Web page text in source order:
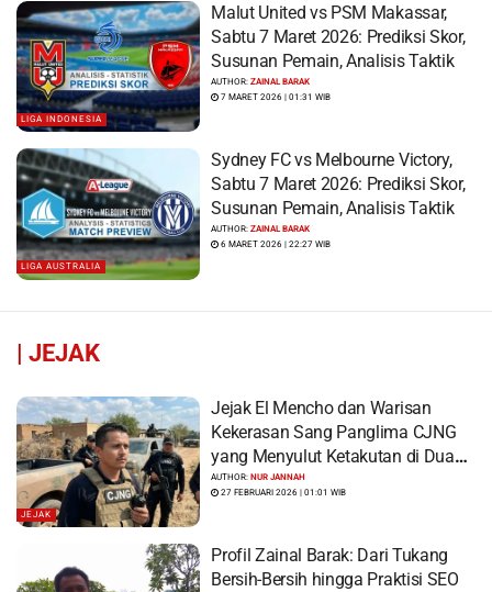
LIGA INDONESIA
Malut United vs PSM Makassar,
Sabtu 7 Maret 2026: Prediksi Skor,
Susunan Pemain, Analisis Taktik
AUTHOR:ZAINAL BARAK
7 MARET 2026 | 01:31 WIB
LIGA AUSTRALIA
Sydney FC vs Melbourne Victory,
Sabtu 7 Maret 2026: Prediksi Skor,
Susunan Pemain, Analisis Taktik
AUTHOR:ZAINAL BARAK
6 MARET 2026 | 22:27 WIB
| JEJAK
JEJAK
Jejak El Mencho dan Warisan
Kekerasan Sang Panglima CJNG
yang Menyulut Ketakutan di Dua
Benua
AUTHOR:NUR JANNAH
27 FEBRUARI 2026 | 01:01 WIB
Profil Zainal Barak: Dari Tukang
Bersih-Bersih hingga Praktisi SEO